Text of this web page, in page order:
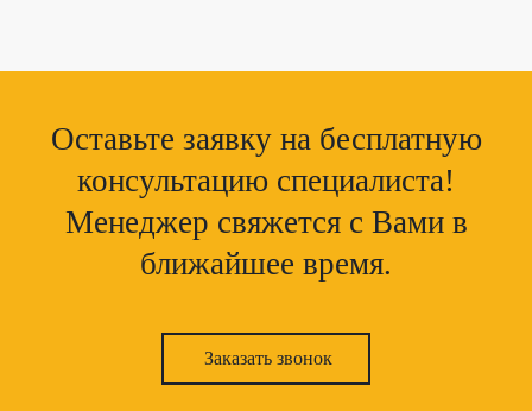
Оставьте заявку на бесплатную
консультацию специалиста!
Менеджер свяжется с Вами в
ближайшее время.
Заказать звонок